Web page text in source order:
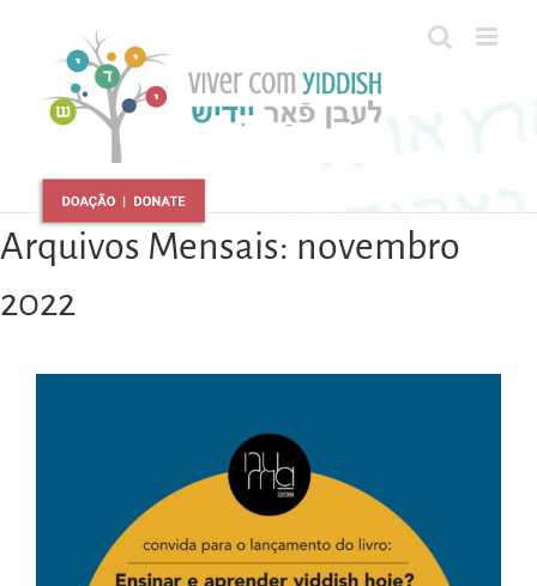
conteúdo
Arquivos Mensais: novembro
2022